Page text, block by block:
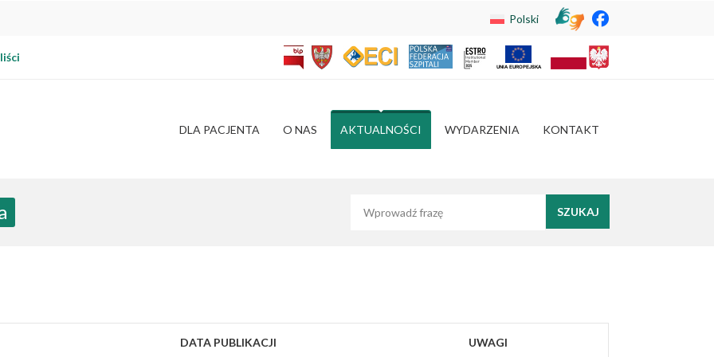
Polski
DLA PACJENTA O NAS AKTUALNOŚCI WYDARZENIA KONTAKT
DATA PUBLIKACJI UWAGI